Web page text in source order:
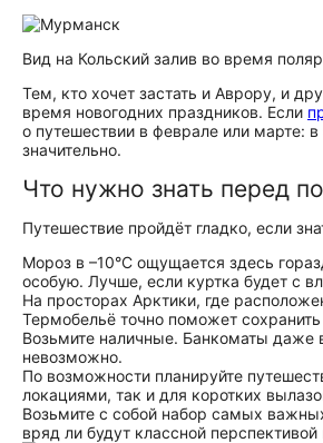
Вид на Кольский залив во время
Тем, кто хочет застать и Аврору, и
время новогодних праздников. Если
о путешествии в феврале или марте:
значительно.
Что нужно знать перед
Путешествие пройдёт гладко, если
Мороз в –10°C ощущается здесь
особую. Лучше, если куртка будет с
На просторах Арктики, где
Термобельё точно поможет
Возьмите наличные. Банкоматы даже
невозможно.
По возможности планируйте
локациями, так и для коротких
Возьмите с собой набор самых
вряд ли будут классной